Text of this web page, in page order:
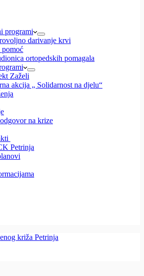
programi
darivanje krvi
pomoć
ortopedskih pomagala
Zaželi
akcija „ Solidarnost na djelu“
na krize
Petrinja